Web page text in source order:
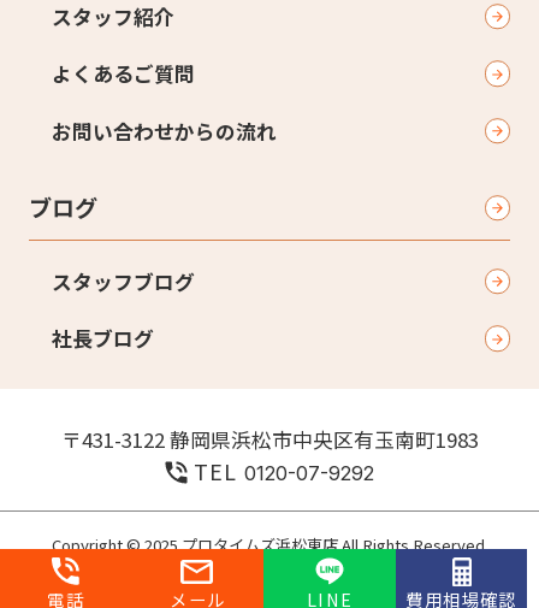
スタッフ紹介
よくあるご質問
お問い合わせからの流れ
ブログ
スタッフブログ
社長ブログ
〒431-3122 静岡県浜松市中央区有玉南町1983
TEL0120-07-9292
Copyright © 2025 プロタイムズ浜松東店 All Rights Reserved.
個人情報保護方針
電話 メール LINE 費用相場確認